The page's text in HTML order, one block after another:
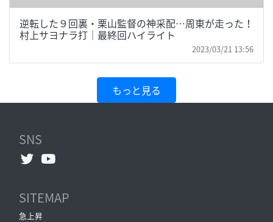
逆転した９回裏・栗山監督の神采配…周東が走った！
村上サヨナラ打｜最終回ハイライト
2023/03/21 13:56
もっと見る
SNS
SITEMAP
急上昇